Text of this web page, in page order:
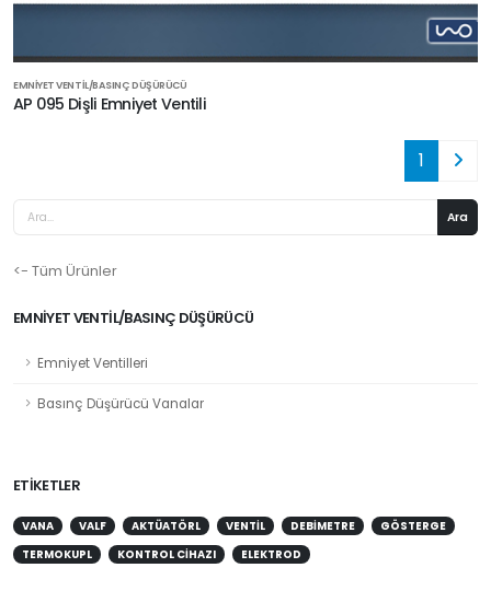
<- Tüm Ürünler
EMNIYET VENTIL/BASINÇ DÜŞÜRÜCÜ
Emniyet Ventilleri
Basınç Düşürücü Vanalar
ETIKETLER
VANA VALF AKTÜATÖRL VENTIL DEBIMETRE
GÖSTERGE
TERMOKUPL
KONTROL CIHAZI ELEKTROD
EMNIYET VENTIL/BASINÇ DÜŞÜRÜCÜ
AP 095 Dişli Emniyet Ventili
1